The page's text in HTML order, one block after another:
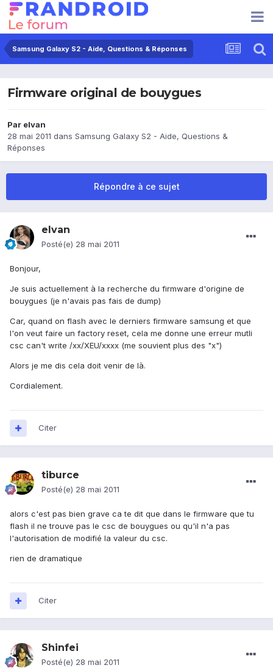
Samsung Galaxy S2 - Aide, Questions & Réponses
Firmware original de bouygues
Par elvan
28 mai 2011 dans Samsung Galaxy S2 - Aide, Questions &
Réponses
Répondre à ce sujet
elvan
Posté(e) 28 mai 2011
Bonjour,
Je suis actuellement à la recherche du firmware d'origine de
bouygues (je n'avais pas fais de dump)
Car, quand on flash avec le derniers firmware samsung et que
l'on veut faire un factory reset, cela me donne une erreur mutli
csc can't write /xx/XEU/xxxx (me souvient plus des "x")
Alors je me dis cela doit venir de là.
Cordialement.
Citer
tiburce
Posté(e) 28 mai 2011
alors c'est pas bien grave ca te dit que dans le firmware que tu
flash il ne trouve pas le csc de bouygues ou qu'il n'a pas
l'autorisation de modifié la valeur du csc.
rien de dramatique
Citer
Shinfei
Posté(e) 28 mai 2011